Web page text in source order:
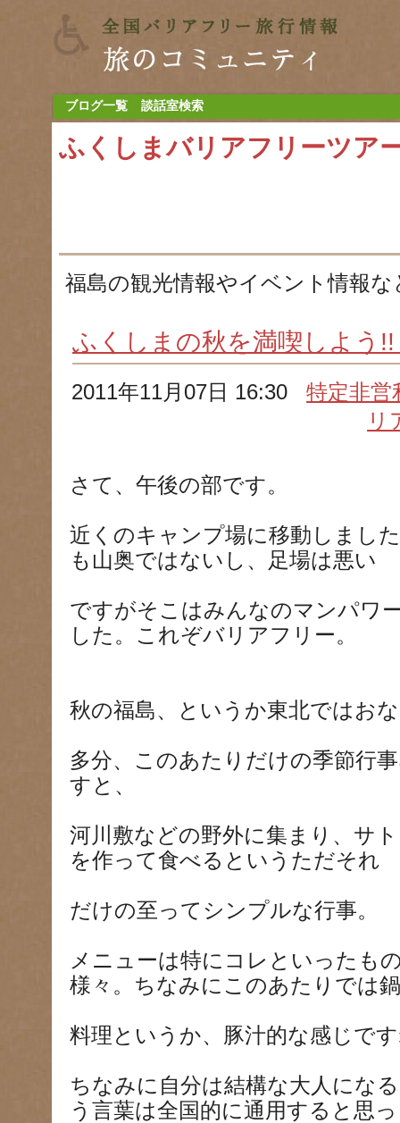
ブログ一覧 談話室検索
ふくしまバリアフリーツア
福島の観光情報やイベント情報
ふくしまの秋を満喫しよ
2011年11月07日 16:30特定非
リ
さて、午後の部です。
近くのキャンプ場に移動しまし
も山奥ではないし、足場は悪い
ですがそこはみんなのマンパワ
した。これぞバリアフリー。
秋の福島、というか東北ではお
多分、このあたりだけの季節行
すと、
河川敷などの野外に集まり、サ
を作って食べるというただそれ
だけの至ってシンプルな行事。
メニューは特にコレといったも
様々。ちなみにこのあたりでは鍋
料理というか、豚汁的な感じで
ちなみに自分は結構な大人にな
う言葉は全国的に通用すると思っ